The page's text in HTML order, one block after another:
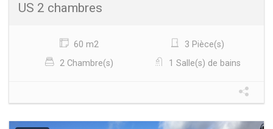
US 2 chambres
60 m2
3 Pièce(s)
2 Chambre(s)
1 Salle(s) de bains